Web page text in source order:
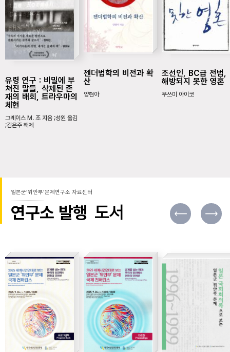
유령 연구 : 비밀에 부
쳐진 말들, 삭제된 존
재의 배회, 트라우마의
체현
그레이스 M. 조 지음 ;성원 옮김
;김은주 해제
젠더법학의 비전과 확
산
양현아
조선인, BC급 전범,
해방되지 못한 영혼
우쓰미 아이코
일본군’위안부’문제연구소 자료센터
연구소 발행 도서